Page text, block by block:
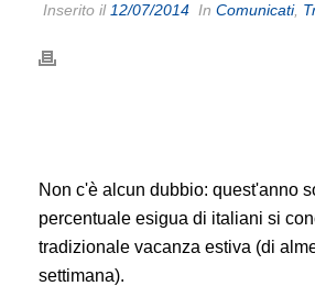
Inserito il 12/07/2014 In Comunicati,
Non c'è alcun dubbio: quest'anno
percentuale esigua di italiani si
tradizionale vacanza estiva (di
settimana).